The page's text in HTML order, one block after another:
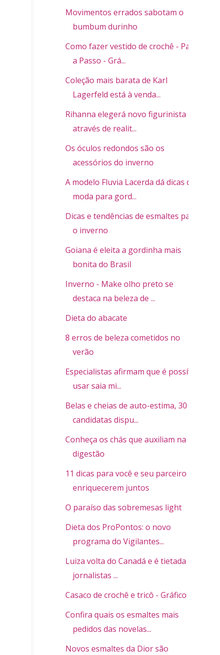
Movimentos errados sabotam o
bumbum durinho
Como fazer vestido de crochê - Passo
a Passo - Grá...
Coleção mais barata de Karl
Lagerfeld está à venda...
Rihanna elegerá novo figurinista
através de realit...
Os óculos redondos são os
acessórios do inverno
A modelo Fluvia Lacerda dá dicas de
moda para gord...
Dicas e tendências de esmaltes para
o inverno
Goiana é eleita a gordinha mais
bonita do Brasil
Inverno - Make olho preto se
destaca na beleza de ...
Dieta do abacate
8 erros de beleza cometidos no
verão
Especialistas afirmam que é possível
usar saia mi...
Belas e cheias de auto-estima, 30
candidatas dispu...
Conheça os chás que auxiliam na
digestão
11 dicas para você e seu parceiro
enriquecerem juntos
O paraíso das sobremesas light
Dieta dos ProPontos: o novo
programa do Vigilantes...
Luiza volta do Canadá e é tietada por
jornalistas ...
Casaco de crochê e tricô - Gráfico
Confira quais os esmaltes mais
pedidos das novelas...
Novos esmaltes da Dior são